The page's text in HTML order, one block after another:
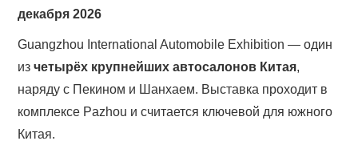
декабря 2026
Guangzhou International Automobile Exhibition — один
изчетырёх крупнейших автосалонов Китая,
наряду с Пекином и Шанхаем. Выставка проходит в
комплексе Pazhou и считается ключевой для южного
Китая.